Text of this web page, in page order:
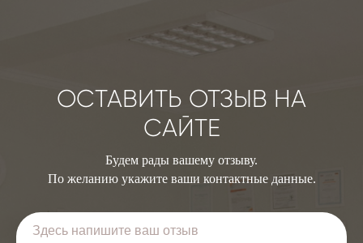
ОСТАВИТЬ ОТЗЫВ НА
САЙТЕ
Будем рады вашему отзыву.
По желанию укажите ваши контактные данные.
БЕСПЛАТНАЯ КОНСУЛЬТАЦИЯ
звонки принимаются с 8 до 17